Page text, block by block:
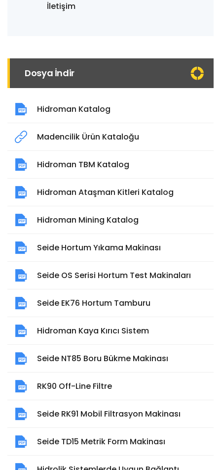
İletişim
Dosya İndir
Hidroman Katalog
Madencilik Ürün Kataloğu
Hidroman TBM Katalog
Hidroman Ataşman Kitleri Katalog
Hidroman Mining Katalog
Seide Hortum Yıkama Makinası
Seide OS Serisi Hortum Test Makinaları
Seide EK76 Hortum Tamburu
Hidroman Kaya Kırıcı Sistem
Seide NT85 Boru Bükme Makinası
RK90 Off-Line Filtre
Seide RK91 Mobil Filtrasyon Makinası
Seide TD15 Metrik Form Makinası